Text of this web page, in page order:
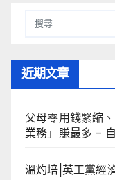
近期文章
父母零用錢緊縮
業務」賺最多 –
溫灼培|英工黨經